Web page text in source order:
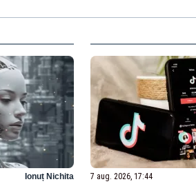
Ionuț Nichita 7 aug. 2026, 17:44